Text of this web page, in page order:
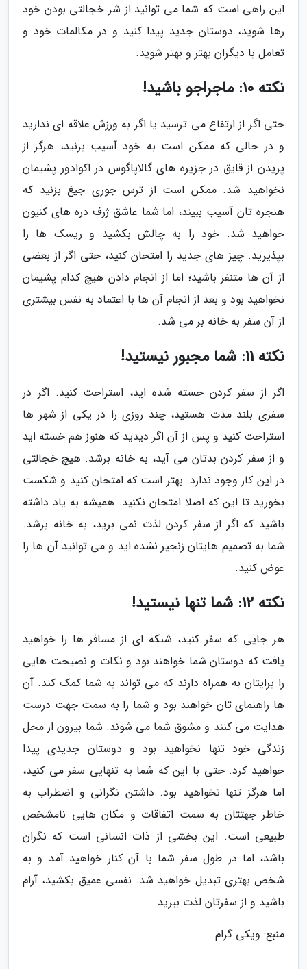
این راهی است که شما می توانید از شر خجالتی بودن خود
رها شوید، دوستان جدید پیدا کنید و در مکالمات خود و
تعامل با دیگران بهتر و بهتر شوید.
نکته 10: ماجراجو باشید!
حتی اگر از ارتفاع می ترسید یا اگر به ورزش علاقه ای ندارید
و در حالی که ممکن است به خود آسیب بزنید، هرگز از
پریدن از قایق در جزیره های گالاپاگوس در اکوادور پشیمان
نخواهید شد. ممکن است از ترس جوری جیغ بزنید که
هنجره تان آسیب ببیند، اما شما عاشق ژرف دره های کنیون
خواهید شد. خود را به چالش بکشید و ریسک ها را
بپذیرید. چیز های جدید را امتحان کنید، حتی اگر از بعضی
از آن ها متنفر باشید؛ اما از انجام دادن هیچ کدام پشیمان
نخواهید بود و بعد از انجام آن ها با اعتماد به نفس بیشتری
از آن سفر به خانه بر می شد.
نکته 11: شما مجبور نیستید!
اگر از سفر کردن خسته شده اید، استراحت کنید. اگر در
سفری بلند مدت هستید، چند روزی را در یکی از شهر ها
استراحت کنید و پس از آن اگر دیدید که هنوز هم خسته اید
و از سفر کردن بدتان می آید، به خانه برشد. هیچ خجالتی
در این کار وجود ندارد. بهتر است که امتحان کنید و شکست
بخورید تا این که اصلا امتحان نکنید. همیشه به یاد داشته
باشید که اگر از سفر کردن لذت نمی برید، به خانه برشد.
شما به تصمیم هایتان زنجیر نشده اید و می توانید آن ها را
عوض کنید.
نکته 12: شما تنها نیستید!
هر جایی که سفر کنید، شبکه ای از مسافر ها را خواهید
یافت که دوستان شما خواهند بود و نکات و نصیحت هایی
را برایتان به همراه دارند که می تواند به شما کمک کند. آن
ها راهنمای تان خواهند بود و شما را به سمت جهت درست
هدایت می کنند و مشوق شما می شوند. شما بیرون از محل
زندگی خود تنها نخواهید بود و دوستان جدیدی پیدا
خواهید کرد. حتی با این که شما به تنهایی سفر می کنید،
اما هرگز تنها نخواهید بود. داشتن نگرانی و اضطراب به
خاطر جهتتان به سمت اتفاقات و مکان هایی نامشخص
طبیعی است. این بخشی از ذات انسانی است که نگران
باشد، اما در طول سفر شما با آن کنار خواهید آمد و به
شخص بهتری تبدیل خواهید شد. نفسی عمیق بکشید، آرام
باشید و از سفرتان لذت ببرید.
منبع: ویکی گرام